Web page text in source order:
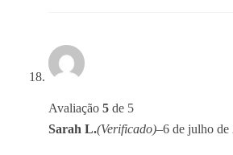
Avaliação 5 de 5
Sarah L.(Verificado)–6 de julho de